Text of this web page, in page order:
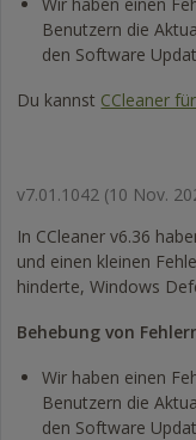
Benutzern die
den Software
Du kannst CCleaner
v7.01.1042 (10 Nov.
In CCleaner v6.36
und einen kleinen
hinderte, Windows
Behebung von
Wir haben einen
Benutzern die
den Software